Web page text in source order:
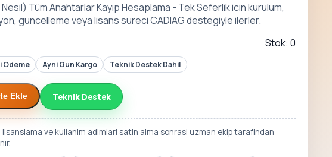
Tüm Anahtarlar Kayıp Hesaplama - Tek Seferlik icin kurulum,
guncelleme veya lisans sureci CADIAG destegiyle ilerler.
Stok: 0
Odeme Ayni Gun Kargo Teknik Destek Dahil
Ekle Teknik Destek
lisanslama ve kullanim adimlari satin alma sonrasi uzman ekip tarafindan